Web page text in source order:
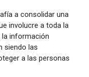
a consolidar una
involucre a toda la
la información
siendo las
a las personas